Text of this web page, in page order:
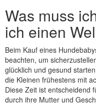
Was muss
ich einen
Beim Kauf eines
beachten, um
glücklich und gesund
die Kleinen frühestens mit
Diese Zeit ist entscheidend
durch ihre Mutter und